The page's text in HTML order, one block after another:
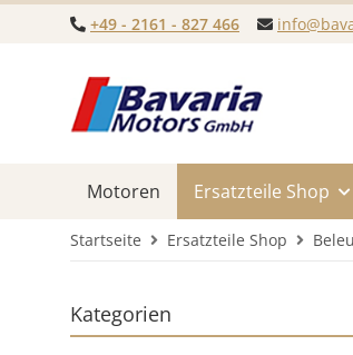
+49 - 2161 - 827 466
Motoren Ersatzteile Shop
Startseite Ersatzteile Shop
Kategorien